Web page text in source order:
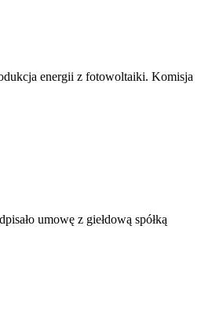
energii z fotowoltaiki. Komisja
umowę z giełdową spółką